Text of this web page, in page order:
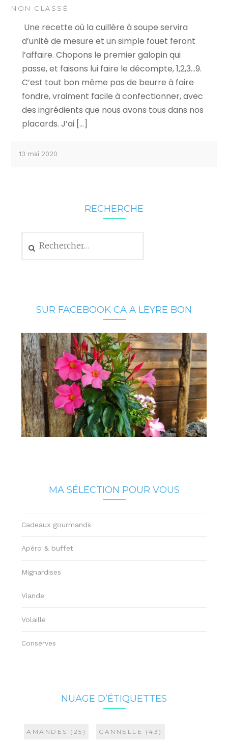
NON CLASSÉ
Une recette où la cuillère à soupe servira
d’unité de mesure et un simple fouet feront
l’affaire. Chopons le premier galopin qui
passe, et faisons lui faire le décompte, 1,2,3…9.
C’est tout bon même pas de beurre à faire
fondre, vraiment facile à confectionner, avec
des ingrédients que nous avons tous dans nos
placards. J’ai […]
13 mai 2020
RECHERCHE
SUR FACEBOOK CA A LEYRE BON
MA SÉLECTION POUR VOUS
Cadeaux gourmands
Apéro & buffet
Mignardises
Viande
Volaille
Conserves
NUAGE D’ÉTIQUETTES
AMANDES (25) CANNELLE (43)